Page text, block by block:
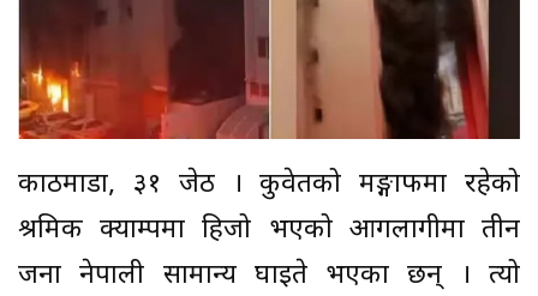
काठमाडौं, ३१ जेठ । कुवेतको मङ्गाफमा रहेको
श्रमिक क्याम्पमा हिजो भएको आगलागीमा तीन
जना नेपाली सामान्य घाइते भएका छन् । त्यो